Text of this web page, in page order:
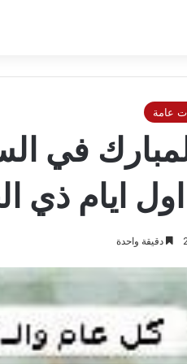
عامة
موعد عيد الأضحى
ايام ذي
دقيقة واحدة